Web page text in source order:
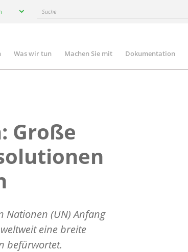
Suche
Was wir tun Machen Sie mit Dokumentation
Große
Nationen (UN) Anfang
eine breite
befürwortet.